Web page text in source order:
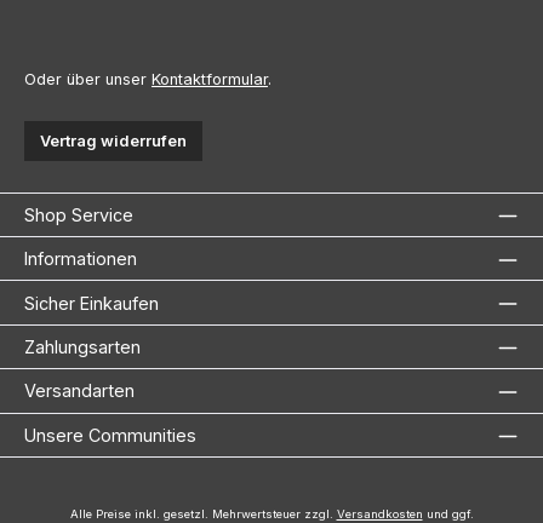
Oder über unser Kontaktformular.
Vertrag widerrufen
Shop Service
Informationen
Sicher Einkaufen
Zahlungsarten
Versandarten
Unsere Communities
Alle Preise inkl. gesetzl. Mehrwertsteuer zzgl. Versandkosten und ggf.